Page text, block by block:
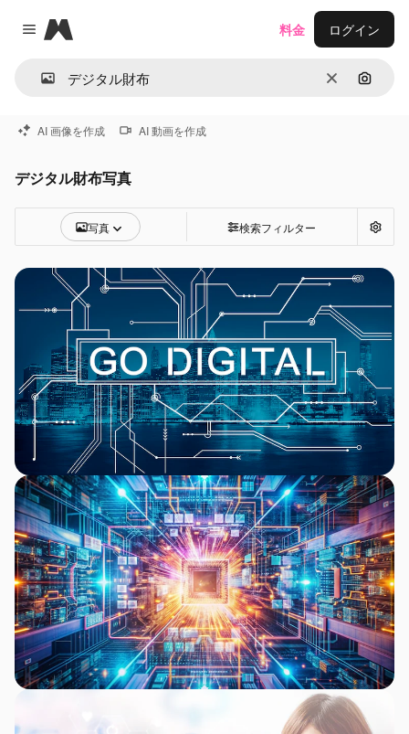
Close menu
Magnific
消去 画像で
料金 ログイン
AI 画像を作成 AI 動画を作成
デジタル財布写真
写真 検索フィルター